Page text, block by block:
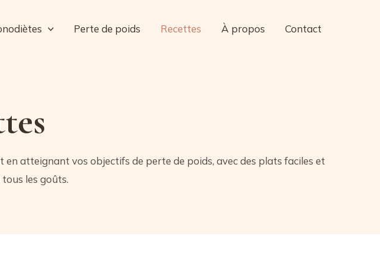
Perte de poids Recettes À propos Contact
atteignant vos objectifs de perte de poids, avec des plats faciles et
les goûts.